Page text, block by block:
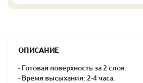
ОПИСАНИЕ
- Готовая поверхность за 2 слоя.
- Время высыхания: 2-4 часа.